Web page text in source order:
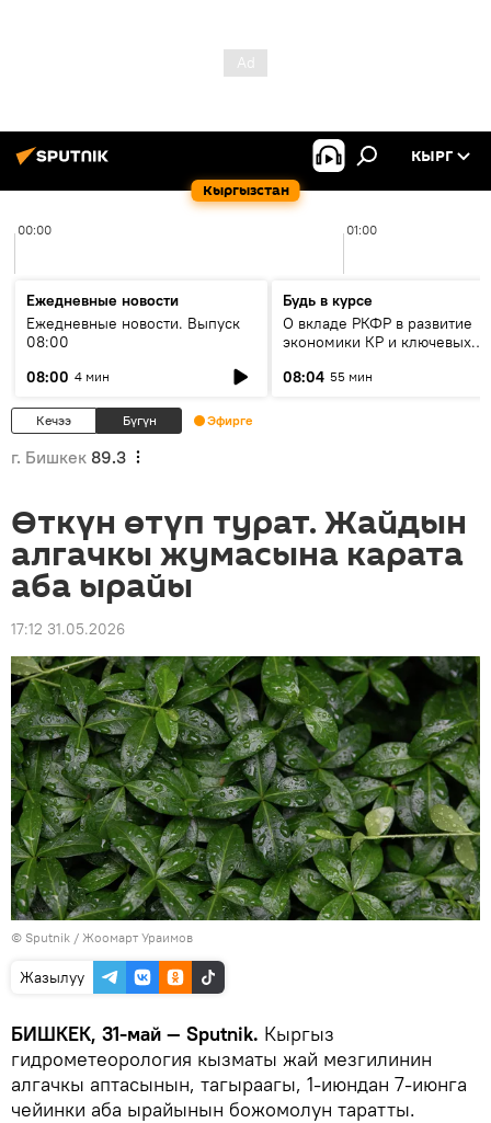
Кыргызстан
КЫРГ
00:00 01:00
Ежедневные новости
Ежедневные новости. Выпуск
08:00
08:00 4 мин
Будь в курсе
О вкладе РКФР в развитие
экономики КР и ключевых
08:04 55 мин
Кечээ Бүгүн Эфирге
г. Бишкек 89.3
Өткүн өтүп турат. Жайдын
алгачкы жумасына карата
аба ырайы
17:12 31.05.2026
© Sputnik / Жоомарт Ураимов
Жазылуу
БИШКЕК, 31-май — Sputnik. Кыргыз
гидрометеорология кызматы жай мезгилинин
алгачкы аптасынын, тагыраагы, 1-июндан 7-июнга
чейинки аба ырайынын божомолун таратты.